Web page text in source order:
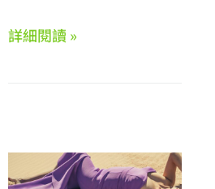
詳細閱讀 »